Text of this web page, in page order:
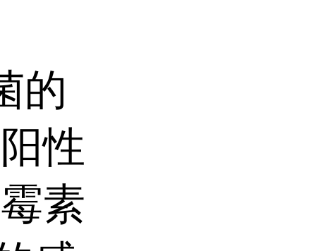
的
性
素